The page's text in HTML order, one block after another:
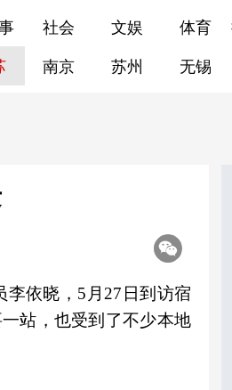
社会 文娱 体育
南京 苏州 无锡
依晓，5月27日到访宿
站，也受到了不少本地